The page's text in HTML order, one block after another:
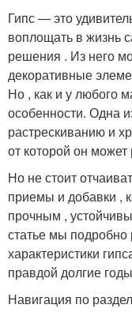
Гипс — это
воплощать в жизнь
решения . Из него
декоративные
Но , как и у любого
особенности. Одна
растрескиванию и
от которой он может
Но не стоит
приемы и добавки ,
прочным ,
статье мы подробно
характеристики
правдой долгие
Навигация по